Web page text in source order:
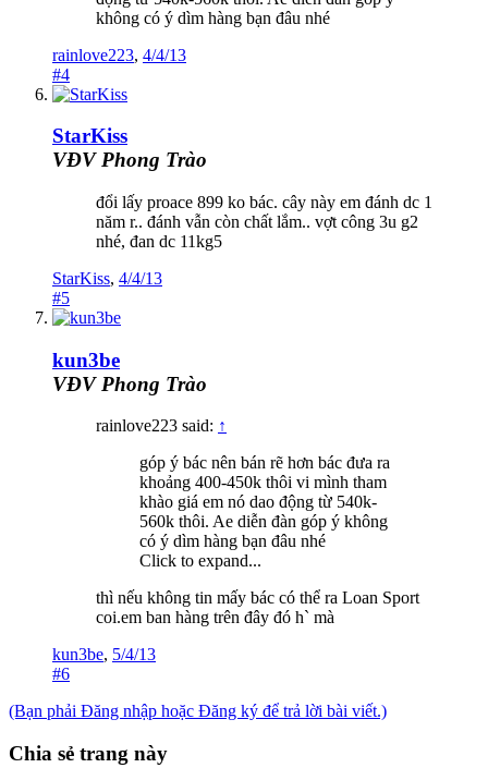
không có ý dìm hàng bạn đâu nhé
rainlove223, 4/4/13
#4
StarKiss
VĐV Phong Trào
đổi lấy proace 899 ko bác. cây này em đánh dc 1
năm r.. đánh vẫn còn chất lắm.. vợt công 3u g2
nhé, đan dc 11kg5
StarKiss, 4/4/13
#5
kun3be
VĐV Phong Trào
rainlove223 said: ↑
góp ý bác nên bán rẽ hơn bác đưa ra
khoảng 400-450k thôi vi mình tham
khào giá em nó dao động từ 540k-
560k thôi. Ae diễn đàn góp ý không
có ý dìm hàng bạn đâu nhé
Click to expand...
thì nếu không tin mấy bác có thể ra Loan Sport
coi.em ban hàng trên đây đó h` mà
kun3be, 5/4/13
#6
(Bạn phải Đăng nhập hoặc Đăng ký để trả lời bài viết.)
Chia sẻ trang này